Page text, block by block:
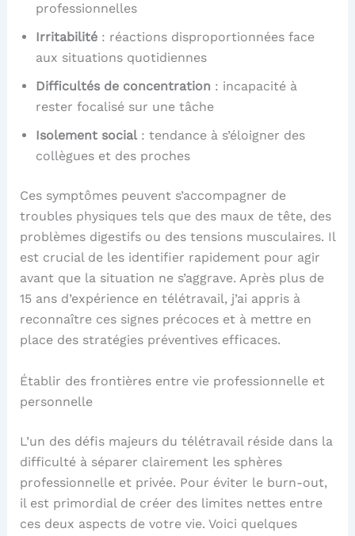
professionnelles
Irritabilité: réactions disproportionnées face
aux situations quotidiennes
Difficultés de concentration : incapacité à
rester focalisé sur une tâche
Isolement social: tendance à s’éloigner des
collègues et des proches
Ces symptômes peuvent s’accompagner de
troubles physiques tels que des maux de tête, des
problèmes digestifs ou des tensions musculaires. Il
est crucial de les identifier rapidement pour agir
avant que la situation ne s’aggrave. Après plus de
15 ans d’expérience en télétravail, j’ai appris à
reconnaître ces signes précoces et à mettre en
place des stratégies préventives efficaces.
Établir des frontières entre vie professionnelle et
personnelle
L’un des défis majeurs du télétravail réside dans la
difficulté à séparer clairement les sphères
professionnelle et privée. Pour éviter le burn-out,
il est primordial de créer des limites nettes entre
ces deux aspects de votre vie. Voici quelques